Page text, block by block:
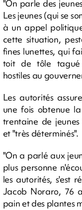
"On parle des
Les jeunes (qui se
à un appel
cette situation,
fines lunettes, qui
toit de tôle tagué
hostiles au
Les autorités
une fois obtenue
trentaine de
et "très déterminés".
"On a parlé aux
plus personne
les autorités, s'est
Jacob Noraro, 76
pain et des plantes